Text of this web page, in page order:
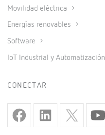
Movilidad eléctrica
Energías renovables
Software
IoT Industrial y Automatización
CONECTAR